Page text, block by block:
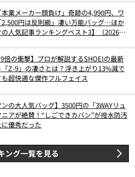
業メーカー顔負け」奇跡の4,990円、ワ
2,500円は反則級」凄い万能バッグ…ほか
の人気記事ランキングベスト3】（2026年
倍の衝撃】プロが解説するSHOEIの最新
Z-9」の凄さとは？浮き上がり13%減で
超快適な傑作フルフェイス
ンの大人気バッグ】3500円の「3WAYリュ
アが絶賛！“しごできカバン”が撥水防汚
優秀だった
ング一覧を見る